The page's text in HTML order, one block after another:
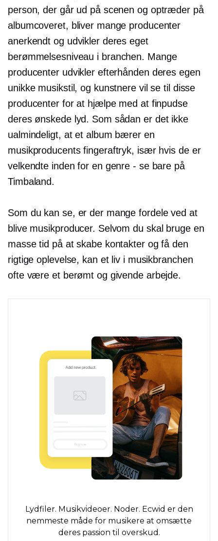
person, der går ud på scenen og optræder på
albumcoveret, bliver mange producenter
anerkendt og udvikler deres eget
berømmelsesniveau i branchen. Mange
producenter udvikler efterhånden deres egen
unikke musikstil, og kunstnere vil se til disse
producenter for at hjælpe med at finpudse
deres ønskede lyd. Som sådan er det ikke
ualmindeligt, at et album bærer en
musikproducents fingeraftryk, især hvis de er
velkendte inden for en genre - se bare på
Timbaland.
Som du kan se, er der mange fordele ved at
blive musikproducer. Selvom du skal bruge en
masse tid på at skabe kontakter og få den
rigtige oplevelse, kan et liv i musikbranchen
ofte være et berømt og givende arbejde.
Lydfiler. Musikvideoer. Noder. Ecwid er den
nemmeste måde for musikere at omsætte
deres passion til overskud.